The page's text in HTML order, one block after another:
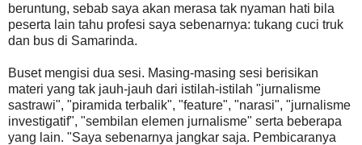
beruntung, sebab saya akan merasa tak nyaman hati bila
peserta lain tahu profesi saya sebenarnya: tukang cuci truk
dan bus di Samarinda.
Buset mengisi dua sesi. Masing-masing sesi berisikan
materi yang tak jauh-jauh dari istilah-istilah "jurnalisme
sastrawi", "piramida terbalik", "feature", "narasi", "jurnalisme
investigatif", "sembilan elemen jurnalisme" serta beberapa
yang lain. "Saya sebenarnya jangkar saja. Pembicaranya